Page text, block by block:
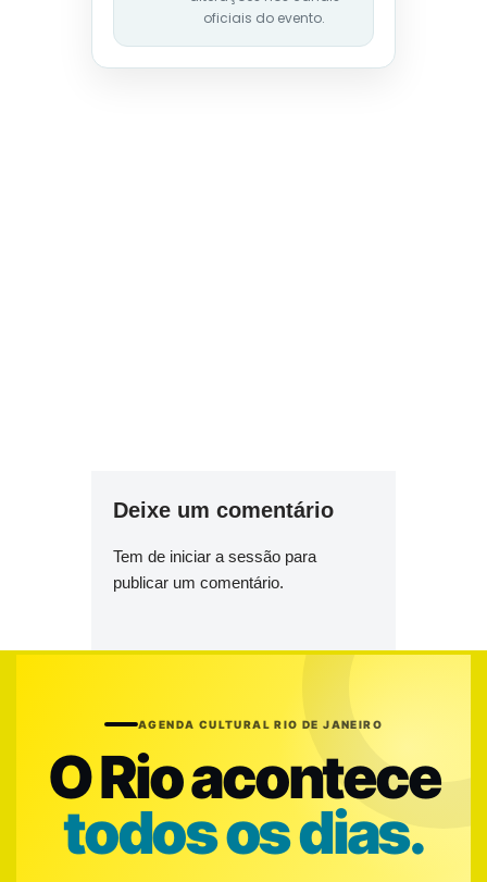
oficiais do evento.
Deixe um comentário
Tem de iniciar a sessão para
publicar um comentário.
AGENDA CULTURAL RIO DE JANEIRO
O Rio acontece
todos os dias.